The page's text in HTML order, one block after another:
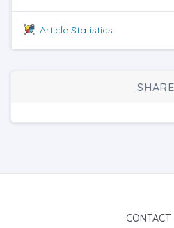
Article Statistics
SHARE
CONTACT